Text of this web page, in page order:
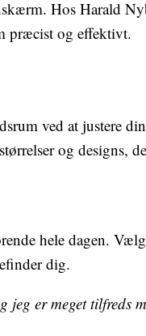
Hos Harald
præcist og effektivt.
ved at justere
og designs,
hele dagen.
dig.
er meget tilfreds